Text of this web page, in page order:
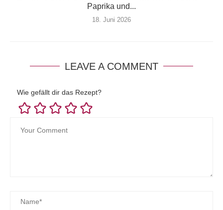
Paprika und...
18. Juni 2026
LEAVE A COMMENT
Wie gefällt dir das Rezept?